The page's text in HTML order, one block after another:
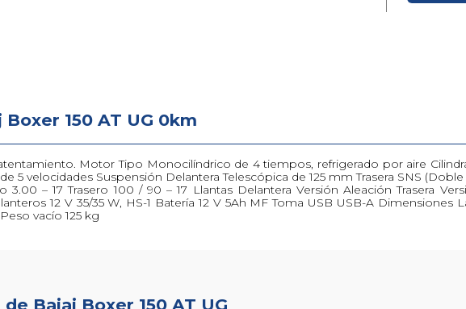
150 AT UG 0km
150 AT UG
Motor Tipo Monocilíndrico de 4 tiempos, refrigerado por aire
5 velocidades Suspensión Delantera Telescópica de 125 mm Trasera SNS
– 17 Trasero 100 / 90 – 17 Llantas Delantera Versión Aleación Trasera
12 V 35/35 W, HS-1 Batería 12 V 5Ah MF Toma USB USB-A
vacío 125 kg
Bajaj Boxer 150 AT UG